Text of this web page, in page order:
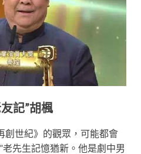
記”胡楓
創世紀》的觀眾，可能都會
先生記憶猶新。他是劇中男